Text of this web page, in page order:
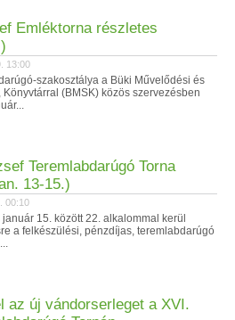
Emléktorna részletes
13:00
szakosztálya a Büki Művelődési és
Könyvtárral (BMSK) közös szervezésben
Teremlabdarúgó Torna
13-15.)
00:10
15. között 22. alkalommal kerül
a felkészülési, pénzdíjas, teremlabdarúgó
az új vándorserleget a XVI.